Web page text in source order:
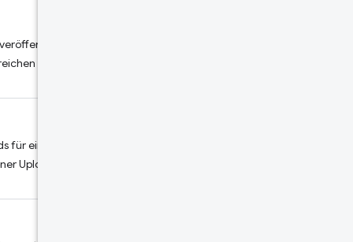
werden soll. Wird
Veröffentlichung nicht zur
für ein Element. Wird nur
Upload für das Element